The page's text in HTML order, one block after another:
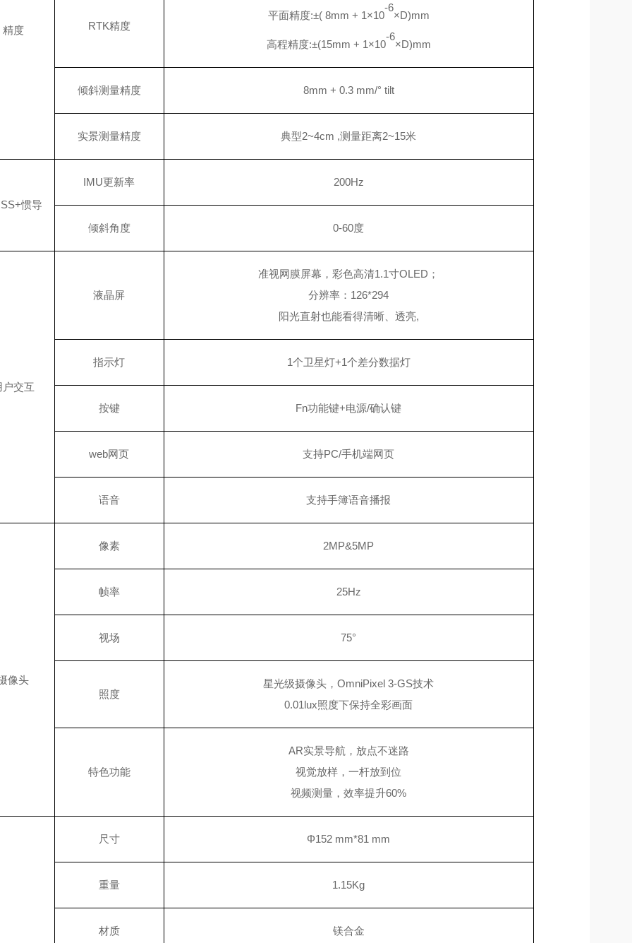
精度 RTK精度
平面精度:±( 8mm + 1×10
-6
×D)mm
高程精度:±(15mm + 1×10
-6
×D)mm
倾斜测量精度 8mm + 0.3 mm/° tilt
实景测量精度 典型2~4cm ,测量距离2~15米
惯导
IMU更新率 200Hz
倾斜角度 0-60度
户交互
液晶屏
准视网膜屏幕，彩色高清1.1寸OLED；
分辨率： 126*294
阳光直射也能看得清晰、透亮,
指示灯 1个卫星灯+1个差分数据灯
按键 Fn功能键+电源/确认键
web网页 支持PC/手机端网页
语音 支持手簿语音播报
像头
像素 2MP&5MP
帧率 25Hz
视场 75°
照度
星光级摄像头，OmniPixel 3-GS技术
0.01lux照度下保持全彩画面
特色功能
AR实景导航，放点不迷路
视觉放样，一杆放到位
视频测量，效率提升60%
尺寸 Φ152 mm*81 mm
重量 1.15Kg
材质 镁合金